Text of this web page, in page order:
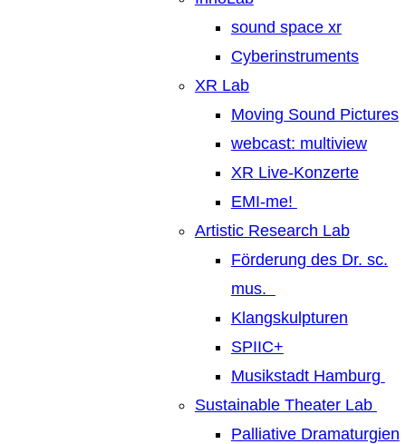
sound space xr
Cyberinstruments
XR Lab
Moving Sound Pictures
webcast: multiview
XR Live-Konzerte
EMI-me!
Artistic Research Lab
Förderung des Dr. sc.
mus.
Klangskulpturen
SPIIC+
Musikstadt Hamburg
Sustainable Theater Lab
Palliative Dramaturgien